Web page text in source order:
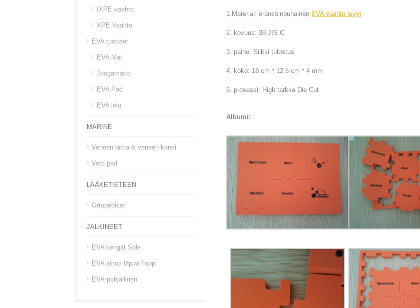
1.Material: oranssinpunainen EVA vaahto levyt
2. kovuus: 38 JIS C
3. paino: Silkki tulostus
4. koko: 18 cm * 12,5 cm * 4 mm
5. prosessi: High tarkka Die Cut
Albumi:
IXPE vaahto
XPE Vaahto
EVA tuotteet
EVA Mat
Joogamatto
EVA Pad
EVA lelu
MARINE
Veneen lattia & veneen kansi
Veto pad
LÄÄKETIETEEN
Ortopediset
JALKINEET
EVA kengät Sole
EVA ainoa läppä floppi
EVA-pohjallinen